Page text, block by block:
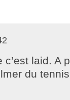
laid. A
du